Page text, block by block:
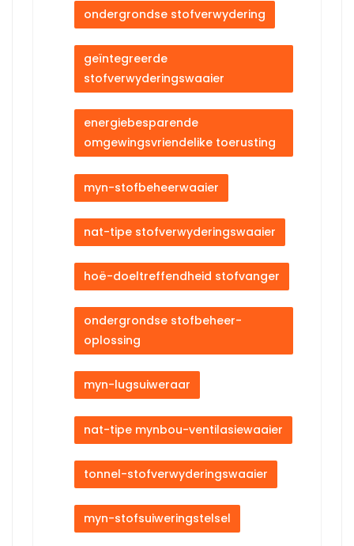
ondergrondse stofverwydering
geïntegreerde
stofverwyderingswaaier
energiebesparende
omgewingsvriendelike toerusting
myn-stofbeheerwaaier
nat-tipe stofverwyderingswaaier
hoë-doeltreffendheid stofvanger
ondergrondse stofbeheer-
oplossing
myn-lugsuiweraar
nat-tipe mynbou-ventilasiewaaier
tonnel-stofverwyderingswaaier
myn-stofsuiweringstelsel